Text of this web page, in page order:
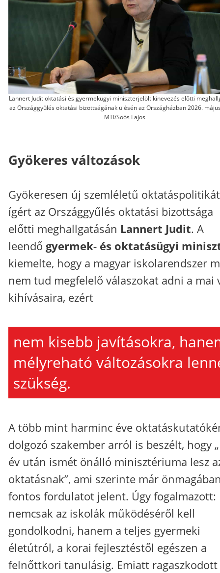
Lannert Judit oktatási és gyermekügyi miniszterjelölt kinevezés előtti
az Országgyűlés oktatási bizottságának ülésén az Országházban 2026.
MTI/Soós Lajos
Gyökeres változások
Gyökeresen új szemléletű oktatáspolitikát
ígért az Országgyűlés oktatási bizottsága
előtti meghallgatásán Lannert Judit. A
leendő gyermek- és oktatásügyi
kiemelte, hogy a magyar iskolarendszer
nem tud megfelelő válaszokat adni a mai
kihívásaira, ezért
nem kisebb javításokra,
mélyreható változásokra
szükség.
A több mint harminc éve
dolgozó szakember arról is beszélt, hogy
év után ismét önálló minisztériuma lesz
oktatásnak”, ami szerinte már
fontos fordulatot jelent. Úgy fogalmazott:
nemcsak az iskolák működéséről kell
gondolkodni, hanem a teljes gyermeki
életútról, a korai fejlesztéstől egészen a
felnőttkori tanulásig. Emiatt ragaszkodott